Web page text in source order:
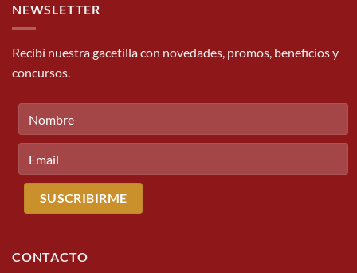
NEWSLETTER
Recibí nuestra gacetilla con novedades, promos, beneficios y
concursos.
CONTACTO